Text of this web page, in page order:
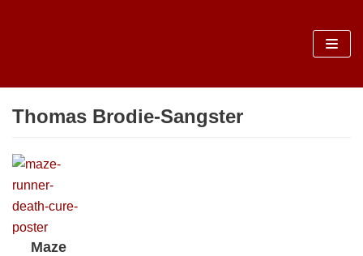
conținut
Thomas Brodie-Sangster
Maze